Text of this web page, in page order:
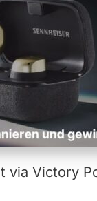
via Victory